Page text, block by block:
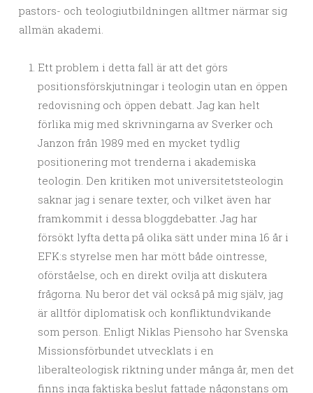
pastors- och teologiutbildningen alltmer närmar sig
allmän akademi.
Ett problem i detta fall är att det görs
positionsförskjutningar i teologin utan en öppen
redovisning och öppen debatt. Jag kan helt
förlika mig med skrivningarna av Sverker och
Janzon från 1989 med en mycket tydlig
positionering mot trenderna i akademiska
teologin. Den kritiken mot universitetsteologin
saknar jag i senare texter, och vilket även har
framkommit i dessa bloggdebatter. Jag har
försökt lyfta detta på olika sätt under mina 16 år i
EFK:s styrelse men har mött både ointresse,
oförståelse, och en direkt ovilja att diskutera
frågorna. Nu beror det väl också på mig själv, jag
är alltför diplomatisk och konfliktundvikande
som person. Enligt Niklas Piensoho har Svenska
Missionsförbundet utvecklats i en
liberalteologisk riktning under många år, men det
finns inga faktiska beslut fattade någonstans om